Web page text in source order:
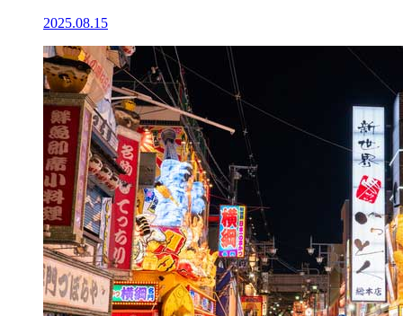
2025.08.15